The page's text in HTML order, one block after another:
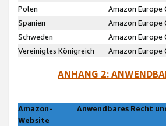
Polen
Amazon Europe
Spanien
Amazon Europe
Schweden
Amazon Europe
Vereinigtes Königreich
Amazon Europe
ANHANG 2:
Amazon-
Website
Anwendbares Recht